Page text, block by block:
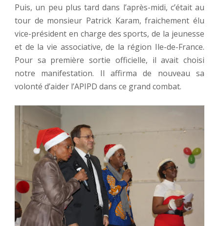
Puis, un peu plus tard dans l’après-midi, c’était au
tour de monsieur Patrick Karam, fraichement élu
vice-président en charge des sports, de la jeunesse
et de la vie associative, de la région Ile-de-France.
Pour sa première sortie officielle, il avait choisi
notre manifestation. Il affirma de nouveau sa
volonté d’aider l’APIPD dans ce grand combat.